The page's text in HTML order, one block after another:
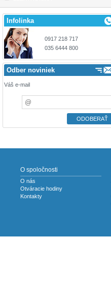
Infolinka
0917 218 717
035 6444 800
Odber noviniek
Váš e-mail
O spoločnosti
O nás
Otváracie hodiny
Kontakty